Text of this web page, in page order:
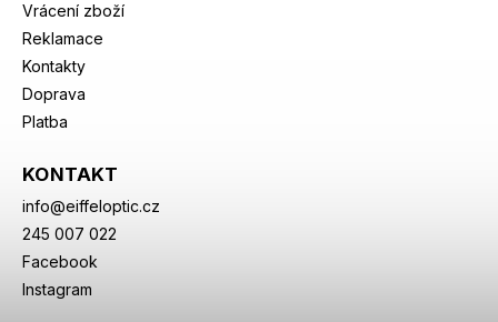
Vrácení zboží
Reklamace
Kontakty
Doprava
Platba
KONTAKT
info@eiffeloptic.cz
245 007 022
Facebook
Instagram